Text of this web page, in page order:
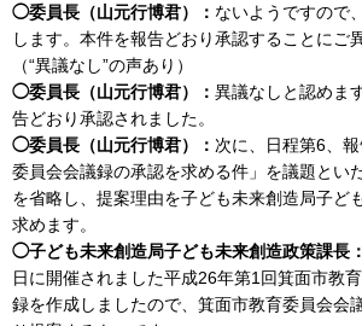
◯委員長（山元行博君）： ないようですので
します。本件を報告どおり承認することにご
（“異議なし”の声あり）
◯委員長（山元行博君）： 異議なしと認めま
告どおり承認されました。
◯委員長（山元行博君）： 次に、日程第6、
委員会会議録の承認を求める件」を議題とい
を省略し、提案理由を子ども未来創造局子ど
求めます。
◯子ども未来創造局子ども未来創造政策課長：
日に開催されました平成26年第1回箕面市教
録を作成しましたので、箕面市教育委員会会